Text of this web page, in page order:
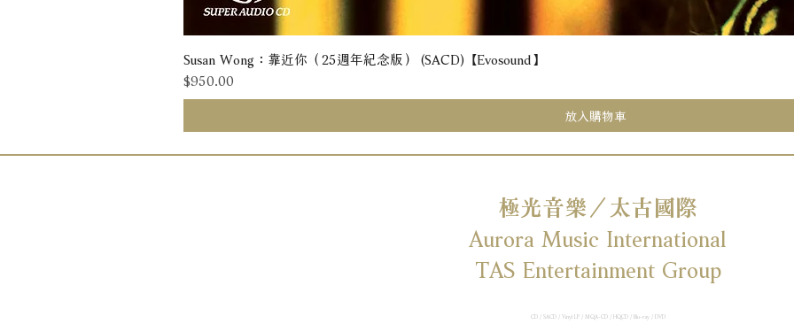
Susan Wong：靠近你（25週年紀念版） (SACD) 【Evosound】
價格
$950.00
放入購物車
極光音樂／太古國際
Aurora Music International
TAS Entertainment Group
CD / SACD / Vinyl LP / MQA-CD / HQCD / Blu-ray / DVD